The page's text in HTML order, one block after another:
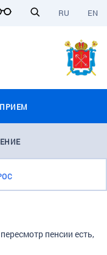
EN
RU
пенсии есть,